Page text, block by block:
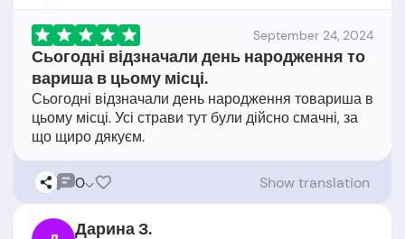
September 24, 2024
Сьогодні відзначали день народження то
вариша в цьому місці.
Сьогодні відзначали день народження товариша в
цьому місці. Усі страви тут були дійсно смачні, за
0 Show translation
Дарина З.